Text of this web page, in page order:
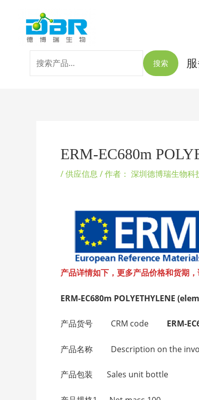
索：
搜索
ERM-EC680m
/供应信息 / 作者： 深圳德博瑞生物科
产品详情如下，更多产品价格和货期
ERM-EC680m POLYETHYLENE
产品货号 CRM code ERM-
产品名称 Description on the
产品包装 Sales unit bottle